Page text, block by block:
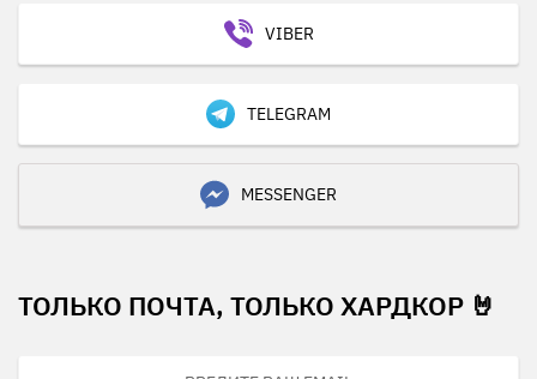
VIBER
TELEGRAM
MESSENGER
ТОЛЬКО ПОЧТА, ТОЛЬКО ХАРДКОР 🤘